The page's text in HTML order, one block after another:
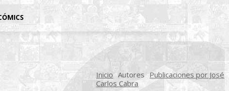
Inicio Autores Publicaciones por José
Carlos Cabra